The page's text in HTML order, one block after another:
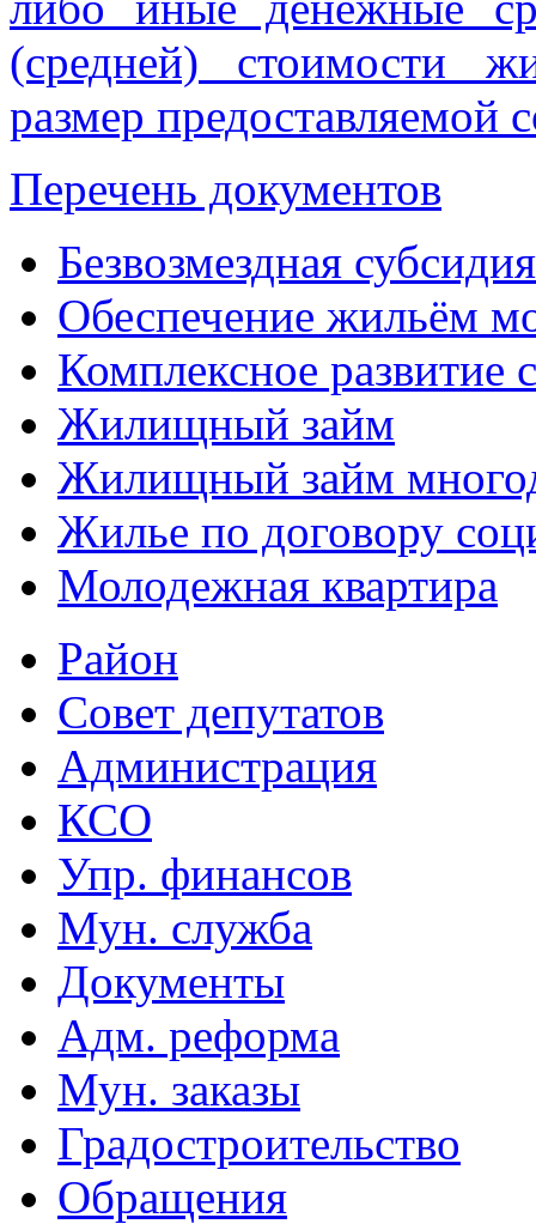
(средней) стоимости
размер предоставляемой
Перечень документов
Безвозмездная
Обеспечение жильём
Комплексное развитие
Жилищный займ
Жилищный займ
Жилье по договору
Молодежная квартира
Район
Совет депутатов
Администрация
КСО
Упр. финансов
Мун. служба
Документы
Адм. реформа
Мун. заказы
Градостроительство
Обращения